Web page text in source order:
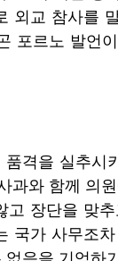
외교 참사를
포르노 발언
격을 실추시
과와 함께 의
고 장단을 맞
국가 사무조